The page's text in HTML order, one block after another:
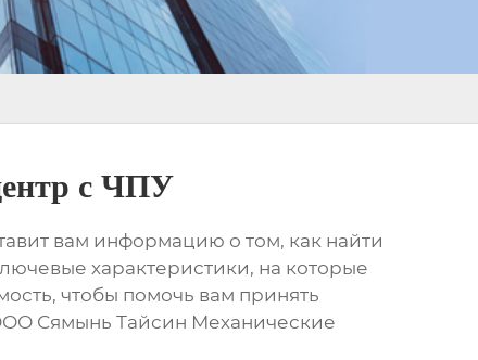
с ЧПУ
вам информацию о том, как найти
характеристики, на которые
чтобы помочь вам принять
Сямынь Тайсин Механические